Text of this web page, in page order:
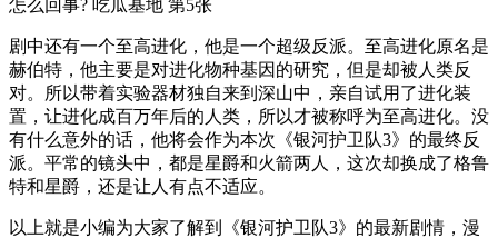
剧中还有一个至高进化，他是一个超级反派。至高进化原名是
赫伯特，他主要是对进化物种基因的研究，但是却被人类反
对。所以带着实验器材独自来到深山中，亲自试用了进化装
置，让进化成百万年后的人类，所以才被称呼为至高进化。没
有什么意外的话，他将会作为本次《银河护卫队3》的最终反
派。平常的镜头中，都是星爵和火箭两人，这次却换成了格鲁
特和星爵，还是让人有点不适应。
以上就是小编为大家了解到《银河护卫队3》的最新剧情，漫